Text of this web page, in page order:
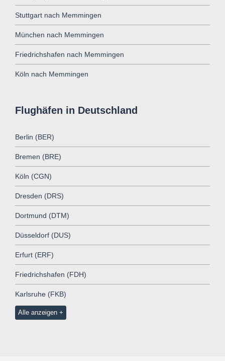
Stuttgart nach Memmingen
München nach Memmingen
Friedrichshafen nach Memmingen
Köln nach Memmingen
Flughäfen in Deutschland
Berlin (BER)
Bremen (BRE)
Köln (CGN)
Dresden (DRS)
Dortmund (DTM)
Düsseldorf (DUS)
Erfurt (ERF)
Friedrichshafen (FDH)
Karlsruhe (FKB)
Alle anzeigen